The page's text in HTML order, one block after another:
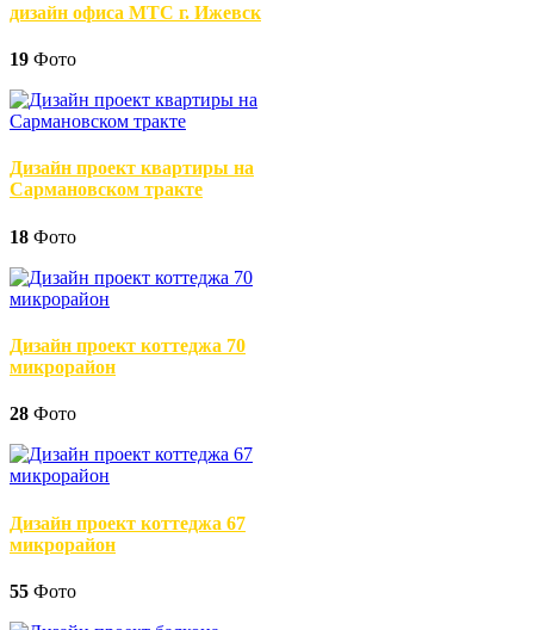
дизайн офиса МТС г. Ижевск
19 Фото
Дизайн проект квартиры на
Сармановском тракте
18 Фото
Дизайн проект коттеджа 70
микрорайон
28 Фото
Дизайн проект коттеджа 67
микрорайон
55 Фото